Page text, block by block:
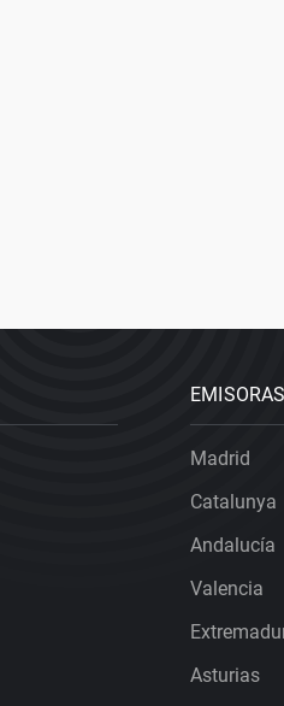
EMISORAS
Madrid
Catalunya
Andalucía
Valencia
Asturias